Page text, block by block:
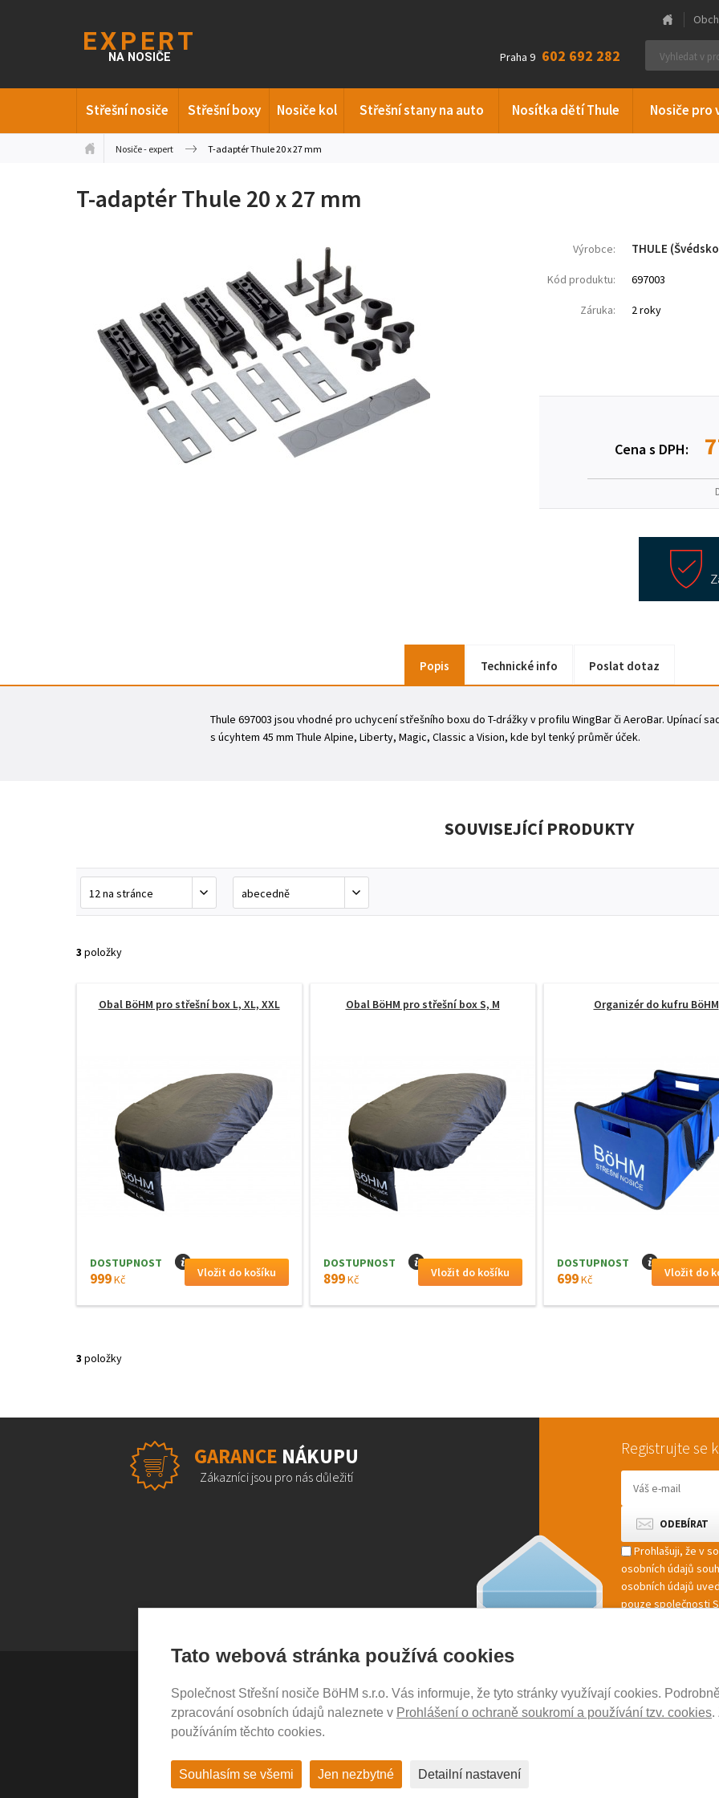
Tato webová stránka používá cookies
Společnost Střešní nosiče BöHM s.r.o. Vás informuje, že tyto stránky využívají cookies.
zpracování osobních údajů naleznete v Prohlášení o ochraně soukromí a používání tzv. cookies.
používáním těchto cookies.
Souhlasím se všemi Jen nezbytné Detailní nastavení
Praha 9 602 692 282
Střešní nosiče Střešní boxy Nosiče kol Střešní stany na auto Nosítka dětí Thule Nosiče pro
Nosiče - expert T-adaptér Thule 20 x 27 mm
T-adaptér Thule 20 x 27 mm
Výrobce: THULE
Kód produktu: 697003
Záruka: 2 roky
Cena s DPH:
Popis Technické info Poslat dotaz
Thule 697003 jsou vhodné pro uchycení střešního boxu do T-drážky v profilu WingBar či AeroBar. Upínací
s úcyhtem 45 mm Thule Alpine, Liberty, Magic, Classic a Vision, kde byl tenký průměr úček.
SOUVISEJÍCÍ PRODUKTY
3 položky
Obal BöHM pro střešní box L, XL, XXL
DOSTUPNOST I
999Kč
Obal BöHM pro střešní box S, M
DOSTUPNOST I
899Kč
Organizér do kufru BöHM
DOSTUPNOST I
699Kč
3 položky
GARANCE NÁKUPU
Zákazníci jsou pro nás důležití
Registrujte se
Prohlašuji, že v
osobních údajů
osobních údajů
pouze společnosti
marketingové
VŠE O NÁKUPU
Garance nákupu
Časté dotazy (FAQ)
Prodejny
NOSICE-EXPERT.CZ
Ochrana soukromí
Cookies nastavení